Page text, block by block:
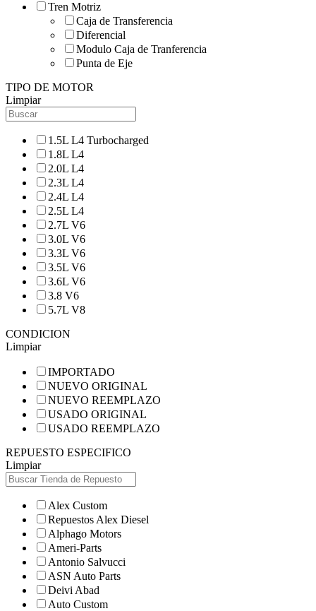
Tren Motriz
Caja de Transferencia
Diferencial
Modulo Caja de Tranferencia
Punta de Eje
TIPO DE MOTOR
Limpiar
1.5L L4 Turbocharged
1.8L L4
2.0L L4
2.3L L4
2.4L L4
2.5L L4
2.7L V6
3.0L V6
3.3L V6
3.5L V6
3.6L V6
3.8 V6
5.7L V8
CONDICION
Limpiar
IMPORTADO
NUEVO ORIGINAL
NUEVO REEMPLAZO
USADO ORIGINAL
USADO REEMPLAZO
REPUESTO ESPECIFICO
Limpiar
Alex Custom
Repuestos Alex Diesel
Alphago Motors
Ameri-Parts
Antonio Salvucci
ASN Auto Parts
Deivi Abad
Auto Custom